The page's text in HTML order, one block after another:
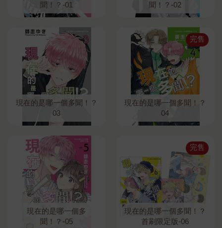
聞！？-01
聞！？-02
現在的是哪一個多聞！？
03
完售
現在的是哪一個多聞！？
04
現在的是哪一個多
聞！？-05
完售
現在的是哪一個多聞！？
首刷限定版-06